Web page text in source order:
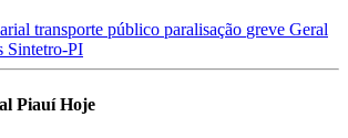
transporte público paralisação greve Geral
Sintetro-PI
Piauí Hoje